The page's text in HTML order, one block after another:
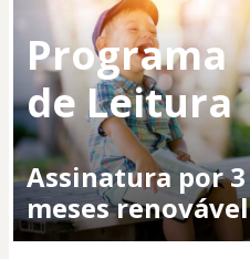
Programa
de Leitura
Assinatura por 3
meses renovável